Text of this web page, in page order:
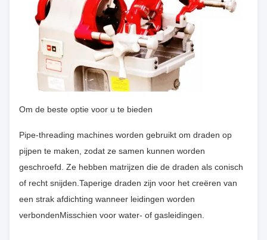
Om de beste optie voor u te bieden
Pipe-threading machines worden gebruikt om draden op
pijpen te maken, zodat ze samen kunnen worden
geschroefd. Ze hebben matrijzen die de draden als conisch
of recht snijden.Taperige draden zijn voor het creëren van
een strak afdichting wanneer leidingen worden
verbondenMisschien voor water- of gasleidingen.